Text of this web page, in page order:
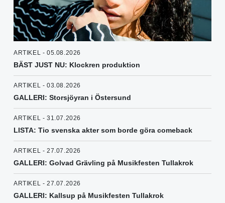
ARTIKEL - 05.08.2026
BÄST JUST NU: Klockren produktion
ARTIKEL - 03.08.2026
GALLERI: Storsjöyran i Östersund
ARTIKEL - 31.07.2026
LISTA: Tio svenska akter som borde göra comeback
ARTIKEL - 27.07.2026
GALLERI: Golvad Grävling på Musikfesten Tullakrok
ARTIKEL - 27.07.2026
GALLERI: Kallsup på Musikfesten Tullakrok